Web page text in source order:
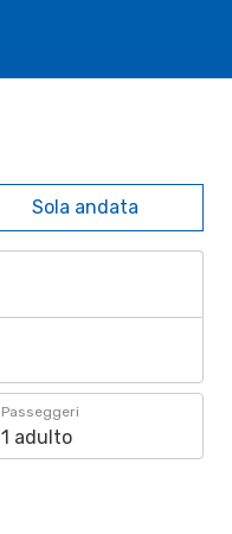
Sola andata
Passeggeri
1 adulto